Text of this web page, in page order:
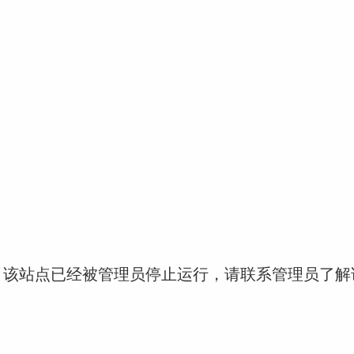
站点已经被管理员停止运行，请联系管理员了